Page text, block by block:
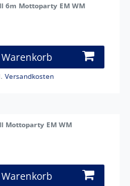
6m Mottoparty EM WM
Versandkosten
Mottoparty EM WM